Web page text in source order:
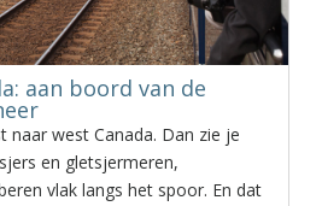
aan boord van de
naar west Canada. Dan zie je
en gletsjermeren,
vlak langs het spoor. En dat